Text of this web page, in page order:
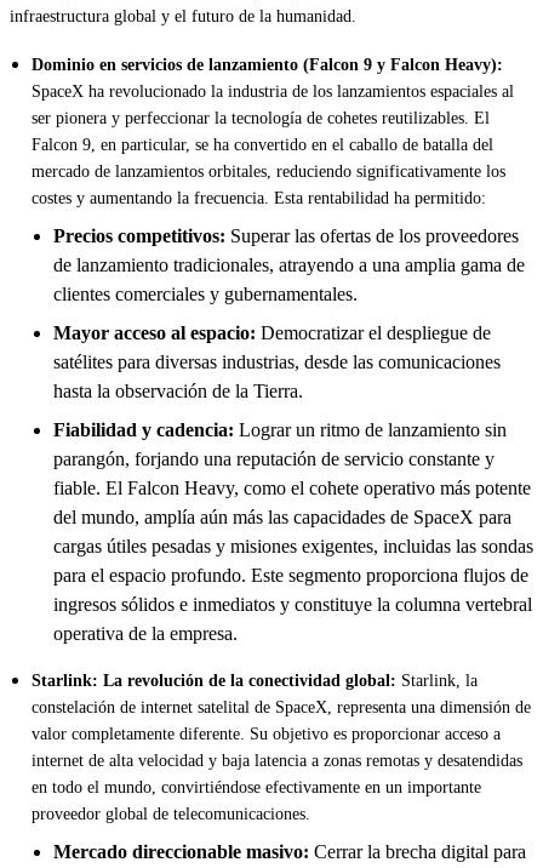
infraestructura global y el futuro de la humanidad.
Dominio en servicios de lanzamiento (Falcon 9 y Falcon Heavy):
SpaceX ha revolucionado la industria de los lanzamientos espaciales al
ser pionera y perfeccionar la tecnología de cohetes reutilizables. El
Falcon 9, en particular, se ha convertido en el caballo de batalla del
mercado de lanzamientos orbitales, reduciendo significativamente los
costes y aumentando la frecuencia. Esta rentabilidad ha permitido:
Precios competitivos: Superar las ofertas de los proveedores
de lanzamiento tradicionales, atrayendo a una amplia gama de
clientes comerciales y gubernamentales.
Mayor acceso al espacio: Democratizar el despliegue de
satélites para diversas industrias, desde las comunicaciones
hasta la observación de la Tierra.
Fiabilidad y cadencia: Lograr un ritmo de lanzamiento sin
parangón, forjando una reputación de servicio constante y
fiable. El Falcon Heavy, como el cohete operativo más potente
del mundo, amplía aún más las capacidades de SpaceX para
cargas útiles pesadas y misiones exigentes, incluidas las sondas
para el espacio profundo. Este segmento proporciona flujos de
ingresos sólidos e inmediatos y constituye la columna vertebral
operativa de la empresa.
Starlink: La revolución de la conectividad global: Starlink, la
constelación de internet satelital de SpaceX, representa una dimensión de
valor completamente diferente. Su objetivo es proporcionar acceso a
internet de alta velocidad y baja latencia a zonas remotas y desatendidas
en todo el mundo, convirtiéndose efectivamente en un importante
proveedor global de telecomunicaciones.
Mercado direccionable masivo: Cerrar la brecha digital para